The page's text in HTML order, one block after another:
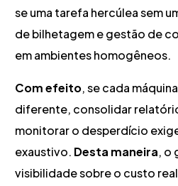
se uma tarefa hercúlea sem
de bilhetagem e gestão de
em ambientes homogêneos.
Com efeito, se cada
diferente, consolidar
monitorar o desperdício
exaustivo. Desta maneira, o
visibilidade sobre o custo